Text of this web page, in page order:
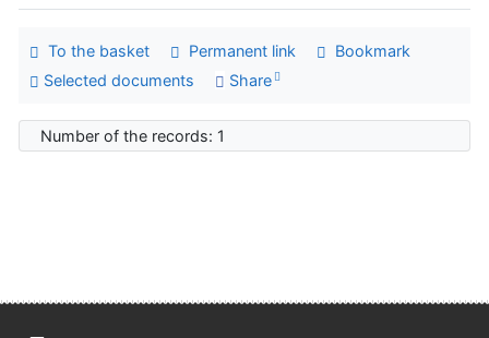
To the basket Permanent link
Bookmark
Selected documents
Share
Number of the records: 1